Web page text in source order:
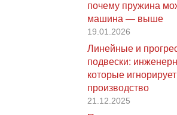
почему пружина
машина — выше
19.01.2026
Линейные и
подвески:
которые
производство
21.12.2025